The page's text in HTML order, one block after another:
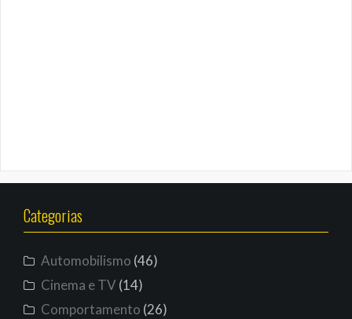
Categorias
Automobilismo (46)
Cinema e TV(14)
Comportamento (26)